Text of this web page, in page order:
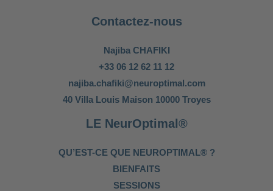
Contactez-nous
Najiba CHAFIKI
+33 06 12 62 11 12
najiba.chafiki@neuroptimal.com
40 Villa Louis Maison 10000 Troyes
LE NeurOptimal®
QU’EST-CE QUE NEUROPTIMAL® ?
BIENFAITS
SESSIONS